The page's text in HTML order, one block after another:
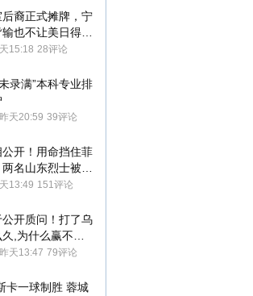
裔正式摊牌，宁
也不让美日得
关键
15:18 28评论
录满”本科专业排
昨天20:59 39评论
开！用命挡住菲
名山东烈士被授
荣誉
13:49 151评论
开质问！打了乌
,为什么赢不了?
沉默
昨天13:47 79评论
卡一球制胜 蓉城